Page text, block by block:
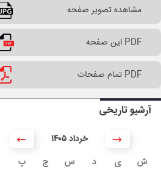
مشاهده تصویر صفحه
PDF این صفحه
PDF تمام صفحات
آرشیو تاریخی
۱۴۰۵ خرداد
ش
ی د س چ پ